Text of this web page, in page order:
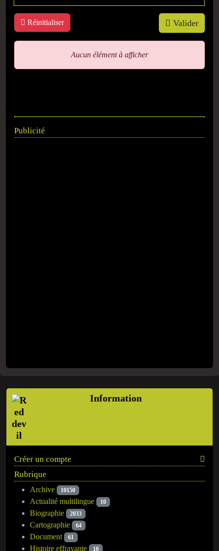
Information
Créer un compte
Rubrique
Archive 10150
Actualité multilingue 10
Biographie 2033
Cartographie 64
Document 61
Histoire effrayante 10
Valider
Réinitialiser
Aucun élément à afficher
Publicité